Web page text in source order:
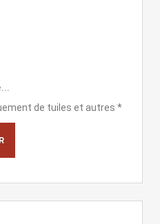
de tuiles et autres *